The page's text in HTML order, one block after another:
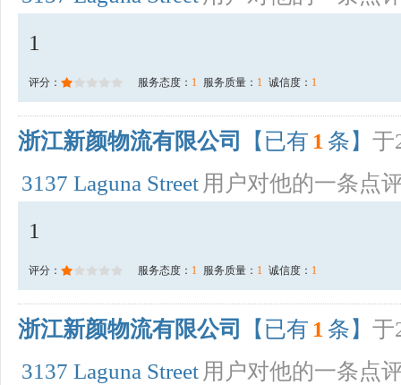
1
评分： 服务态度： 1 服务质量： 1 诚信度： 1
浙江新颜物流有限公司 【已有 1 条】 于
3137 Laguna Street 用户对他的一条点
1
评分： 服务态度： 1 服务质量： 1 诚信度： 1
浙江新颜物流有限公司 【已有 1 条】 于
3137 Laguna Street 用户对他的一条点